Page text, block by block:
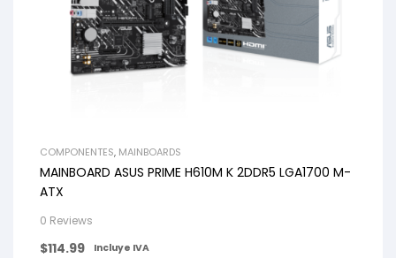
COMPONENTES, MAINBOARDS
MAINBOARD ASUS PRIME H610M K 2DDR5 LGA1700 M-
ATX
0 Reviews
$114.99 Incluye IVA